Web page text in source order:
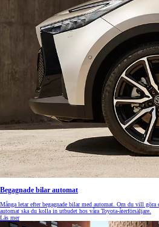
Begagnade bilar automat
Många letar efter begagnade bilar med automat. Om du vill göra
automat ska du kolla in utbudet hos våra Toyota-återförsäljare.
Läs mer